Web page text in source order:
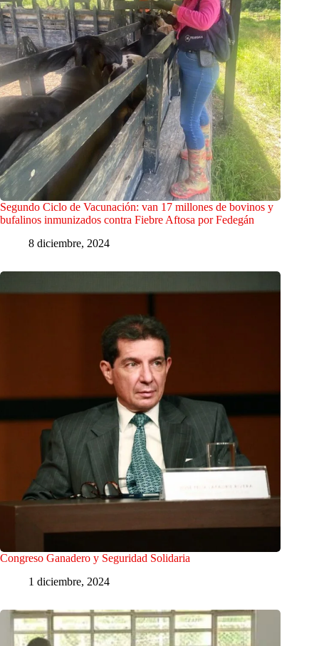
Segundo Ciclo de Vacunación: van 17 millones de bovinos y
bufalinos inmunizados contra Fiebre Aftosa por Fedegán
8 diciembre, 2024
Congreso Ganadero y Seguridad Solidaria
1 diciembre, 2024